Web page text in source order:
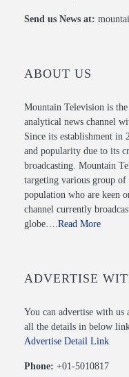
Send us News at:
ABOUT US
Mountain Television is
analytical news channel
Since its establishment in
and popularity due to its
broadcasting. Mountain
targeting various group of
population who are keen
channel currently
globe…. Read More
ADVERTISE
You can advertise with us
all the details in below
Advertise Detail Link
Phone: +01-5010817